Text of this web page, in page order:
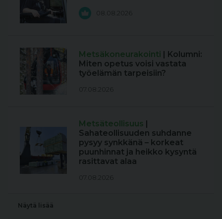
08.08.2026
Metsäkoneurakointi | Kolumni:
Miten opetus voisi vastata
työelämän tarpeisiin?
07.08.2026
Metsäteollisuus |
Sahateollisuuden suhdanne
pysyy synkkänä – korkeat
puunhinnat ja heikko kysyntä
rasittavat alaa
07.08.2026
Näytä lisää